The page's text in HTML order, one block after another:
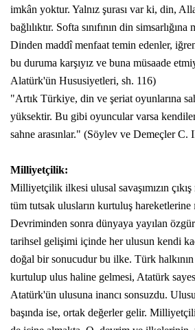
imkân yoktur. Yalnız şurası var ki, din,
bağlılıktır. Softa sınıfının din
Dinden maddî menfaat temin edenler,
bu duruma karşıyız ve buna müsaade
Alatürk'ün Hususiyetleri, sh. 116)
"Artık Türkiye, din ve şeriat oyunlarına
yüksektir. Bu gibi oyuncular varsa
sahne arasınlar." (Söylev ve Demeçler C.
Milliyetçilik:
Milliyetçilik ilkesi ulusal savaşımızın
tüm tutsak ulusların kurtuluş hareketlerine
Devriminden sonra dünyaya yayılan
tarihsel gelişimi içinde her ulusun kendi
doğal bir sonucudur bu ilke. Türk
kurtulup ulus haline gelmesi, Atatürk
Atatürk'ün ulusuna inancı sonsuzdu.
başında ise, ortak değerler gelir.